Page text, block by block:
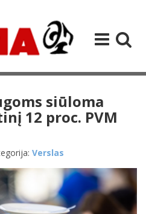
siūloma
12 proc. PVM
Verslas